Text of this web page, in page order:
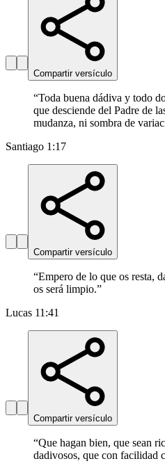
Compartir versículo
“Toda buena dádiva y todo
que desciende del Padre de
mudanza, ni sombra de
Santiago 1:17
Compartir versículo
“Empero de lo que os resta,
os será limpio.”
Lucas 11:41
Compartir versículo
“Que hagan bien, que sean
dadivosos, que con facilidad